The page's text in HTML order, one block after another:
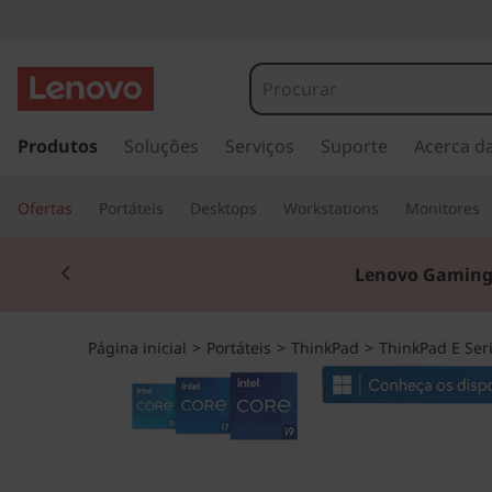
h
n
k
a
a
Produtos Soluções Serviços Suporte Acerca
Ofertas Portáteis Desktops Workstations Monitores
Lenovo
Página inicial > Portáteis > ThinkPad > ThinkPad E